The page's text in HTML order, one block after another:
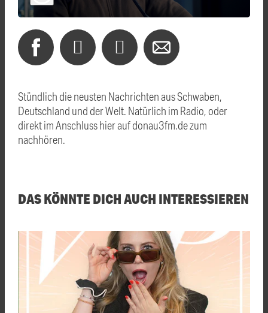
Stündlich die neusten Nachrichten aus Schwaben,
Deutschland und der Welt. Natürlich im Radio, oder
direkt im Anschluss hier auf donau3fm.de zum
nachhören.
DAS KÖNNTE DICH AUCH INTERESSIEREN